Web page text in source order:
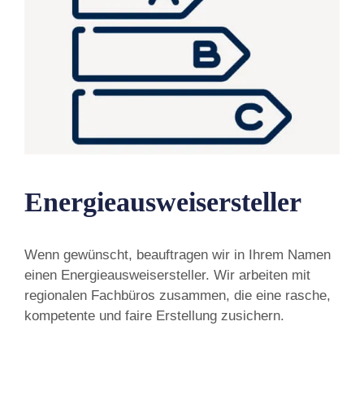
Energieausweisersteller
Wenn gewünscht, beauftragen wir in Ihrem Namen
einen Energieausweisersteller. Wir arbeiten mit
regionalen Fachbüros zusammen, die eine rasche,
kompetente und faire Erstellung zusichern.